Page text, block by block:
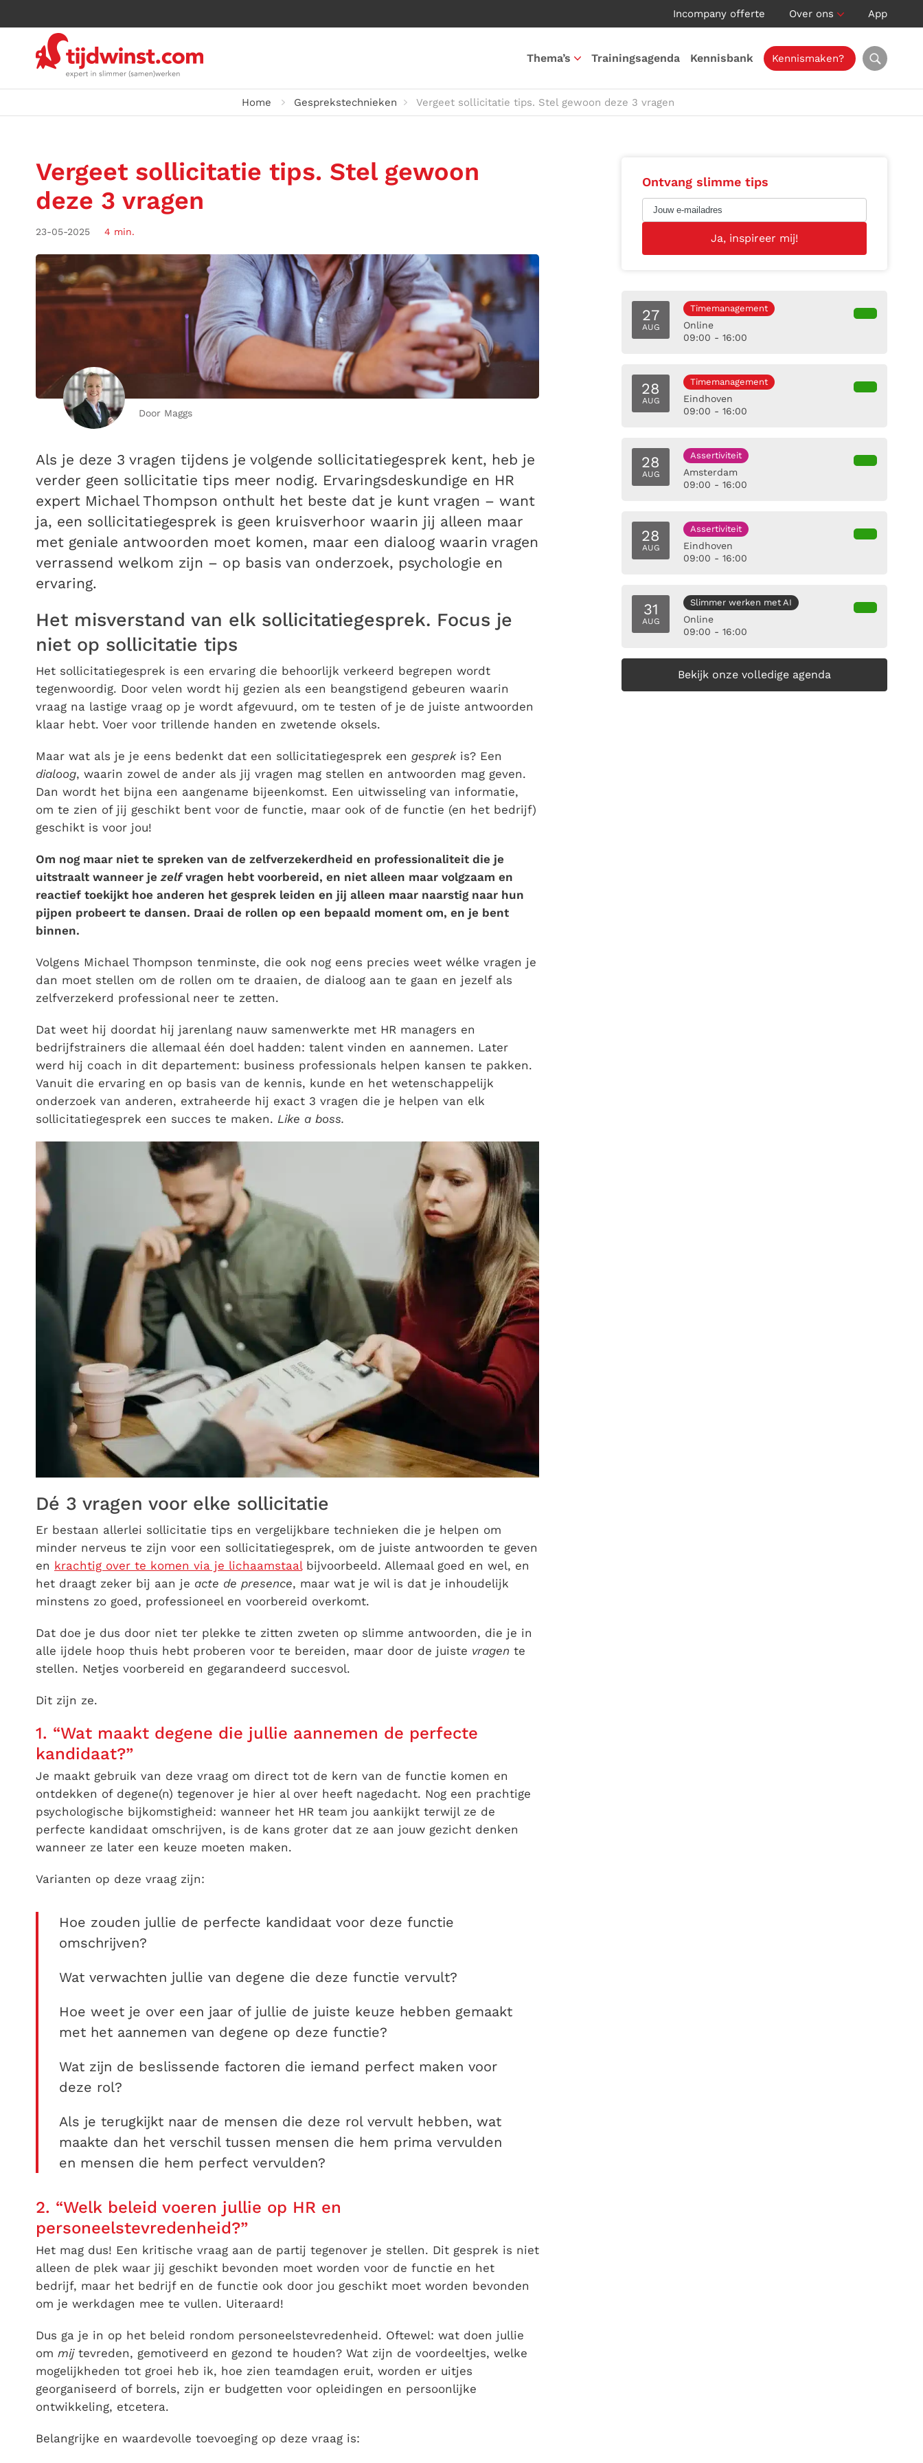
Incompany offerte Over ons App
Thema’s Trainingsagenda Kennisbank Kennismaken?
Home Gesprekstechnieken Vergeet sollicitatie tips. Stel gewoon deze 3 vragen
Vergeet sollicitatie tips. Stel gewoon
deze 3 vragen
23-05-2025 4 min.
Door Maggs
Als je deze 3 vragen tijdens je volgende sollicitatiegesprek kent, heb je
verder geen sollicitatie tips meer nodig. Ervaringsdeskundige en HR
expert Michael Thompson onthult het beste dat je kunt vragen – want
ja, een sollicitatiegesprek is geen kruisverhoor waarin jij alleen maar
met geniale antwoorden moet komen, maar een dialoog waarin vragen
verrassend welkom zijn – op basis van onderzoek, psychologie en
ervaring.
Het misverstand van elk sollicitatiegesprek. Focus je
niet op sollicitatie tips
Het sollicitatiegesprek is een ervaring die behoorlijk verkeerd begrepen wordt
tegenwoordig. Door velen wordt hij gezien als een beangstigend gebeuren waarin
vraag na lastige vraag op je wordt afgevuurd, om te testen of je de juiste antwoorden
klaar hebt. Voer voor trillende handen en zwetende oksels.
Maar wat als je je eens bedenkt dat een sollicitatiegesprek een gesprekis? Een
dialoog, waarin zowel de ander als jij vragen mag stellen en antwoorden mag geven.
Dan wordt het bijna een aangename bijeenkomst. Een uitwisseling van informatie,
om te zien of jij geschikt bent voor de functie, maar ook of de functie (en het bedrijf)
geschikt is voor jou!
Om nog maar niet te spreken van de zelfverzekerdheid en professionaliteit die je
uitstraalt wanneer je zelfvragen hebt voorbereid, en niet alleen maar volgzaam en
reactief toekijkt hoe anderen het gesprek leiden en jij alleen maar naarstig naar hun
pijpen probeert te dansen. Draai de rollen op een bepaald moment om, en je bent
binnen.
Volgens Michael Thompson tenminste, die ook nog eens precies weet wélke vragen je
dan moet stellen om de rollen om te draaien, de dialoog aan te gaan en jezelf als
zelfverzekerd professional neer te zetten.
Dat weet hij doordat hij jarenlang nauw samenwerkte met HR managers en
bedrijfstrainers die allemaal één doel hadden: talent vinden en aannemen. Later
werd hij coach in dit departement: business professionals helpen kansen te pakken.
Vanuit die ervaring en op basis van de kennis, kunde en het wetenschappelijk
onderzoek van anderen, extraheerde hij exact 3 vragen die je helpen van elk
sollicitatiegesprek een succes te maken. Like a boss.
Dé 3 vragen voor elke sollicitatie
Er bestaan allerlei sollicitatie tips en vergelijkbare technieken die je helpen om
minder nerveus te zijn voor een sollicitatiegesprek, om de juiste antwoorden te geven
en krachtig over te komen via je lichaamstaalbijvoorbeeld. Allemaal goed en wel, en
het draagt zeker bij aan je acte de presence, maar wat je wil is dat je inhoudelijk
minstens zo goed, professioneel en voorbereid overkomt.
Dat doe je dus door niet ter plekke te zitten zweten op slimme antwoorden, die je in
alle ijdele hoop thuis hebt proberen voor te bereiden, maar door de juiste vragen te
stellen. Netjes voorbereid en gegarandeerd succesvol.
Dit zijn ze.
1. “Wat maakt degene die jullie aannemen de perfecte
kandidaat?”
Je maakt gebruik van deze vraag om direct tot de kern van de functie komen en
ontdekken of degene(n) tegenover je hier al over heeft nagedacht. Nog een prachtige
psychologische bijkomstigheid: wanneer het HR team jou aankijkt terwijl ze de
perfecte kandidaat omschrijven, is de kans groter dat ze aan jouw gezicht denken
wanneer ze later een keuze moeten maken.
Varianten op deze vraag zijn:
Hoe zouden jullie de perfecte kandidaat voor deze functie
omschrijven?
Wat verwachten jullie van degene die deze functie vervult?
Hoe weet je over een jaar of jullie de juiste keuze hebben gemaakt
met het aannemen van degene op deze functie?
Wat zijn de beslissende factoren die iemand perfect maken voor
deze rol?
Als je terugkijkt naar de mensen die deze rol vervult hebben, wat
maakte dan het verschil tussen mensen die hem prima vervulden
en mensen die hem perfect vervulden?
2. “Welk beleid voeren jullie op HR en
personeelstevredenheid?”
Het mag dus! Een kritische vraag aan de partij tegenover je stellen. Dit gesprek is niet
alleen de plek waar jij geschikt bevonden moet worden voor de functie en het
bedrijf, maar het bedrijf en de functie ook door jou geschikt moet worden bevonden
om je werkdagen mee te vullen. Uiteraard!
Dus ga je in op het beleid rondom personeelstevredenheid. Oftewel: wat doen jullie
om mijtevreden, gemotiveerd en gezond te houden? Wat zijn de voordeeltjes, welke
mogelijkheden tot groei heb ik, hoe zien teamdagen eruit, worden er uitjes
georganiseerd of borrels, zijn er budgetten voor opleidingen en persoonlijke
ontwikkeling, etcetera.
Belangrijke en waardevolle toevoeging op deze vraag is:
Ontvang slimme tips
27
AUG
Timemanagement
Online
09:00 - 16:00
28
AUG
Timemanagement
Eindhoven
09:00 - 16:00
28
AUG
Assertiviteit
Amsterdam
09:00 - 16:00
28
AUG
Assertiviteit
Eindhoven
09:00 - 16:00
31
AUG
Slimmer werken met AI
Online
09:00 - 16:00
Bekijk onze volledige agenda